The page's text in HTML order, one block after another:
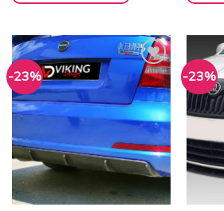
-23%
Ajouter
à la
wishlist
-23%